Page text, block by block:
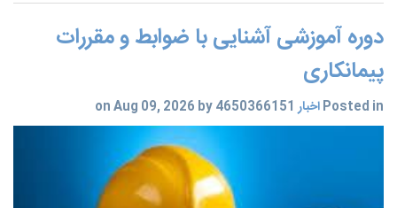
دوره آموزشی آشنایی با ضوابط و مقررات
پیمانکاری
Posted inاخبارon Aug 09, 2026 by 4650366151